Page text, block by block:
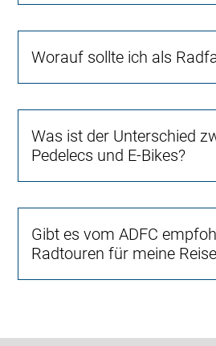
Worauf sollte ich als
Was ist der Unterschied
Pedelecs und E-Bikes?
Gibt es vom ADFC
Radtouren für meine